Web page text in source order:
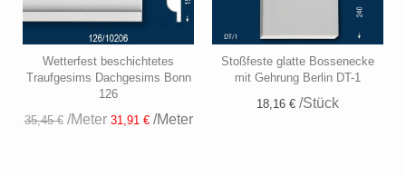
Wetterfest beschichtetes
Traufgesims Dachgesims Bonn
126
35,45 €/Meter 31,91 €/Meter
Stoßfeste glatte Bossenecke
mit Gehrung Berlin DT-1
18,16 € /Stück